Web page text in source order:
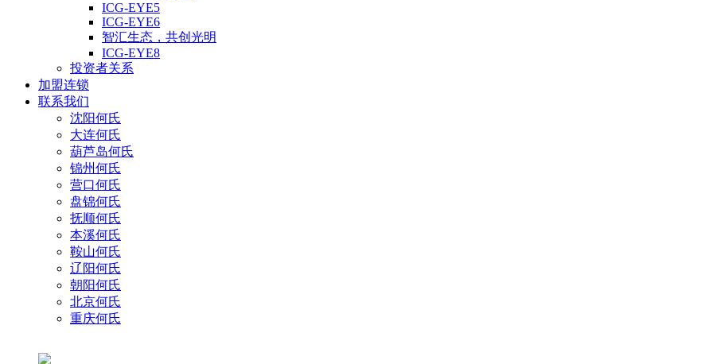
ICG-EYE5
ICG-EYE6
智汇生态，共创光明
ICG-EYE8
投资者关系
加盟连锁
联系我们
沈阳何氏
大连何氏
葫芦岛何氏
锦州何氏
营口何氏
盘锦何氏
抚顺何氏
本溪何氏
鞍山何氏
辽阳何氏
朝阳何氏
北京何氏
重庆何氏